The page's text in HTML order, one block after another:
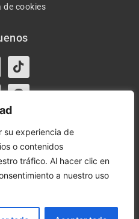
su experiencia de
o contenidos
tráfico. Al hacer clic en
a nuestro uso
de cookies
Tiktok
Facebook
y 17:00-20:00 – Sáb de
13:30
© Todos los derechos